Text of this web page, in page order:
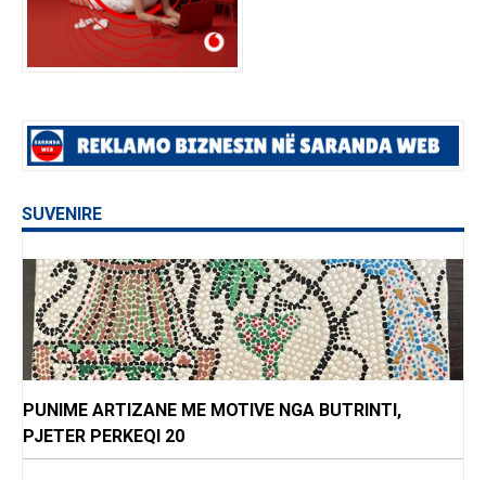
SUVENIRE
PUNIME ARTIZANE ME MOTIVE NGA BUTRINTI,
PJETER PERKEQI 20